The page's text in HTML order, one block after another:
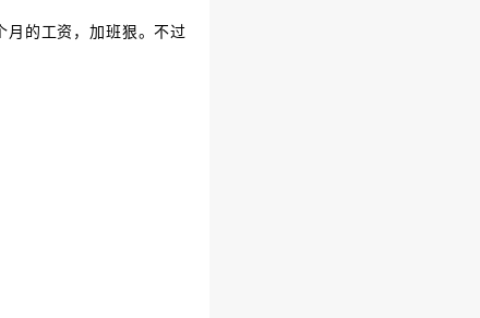
的工资，加班狠。不过